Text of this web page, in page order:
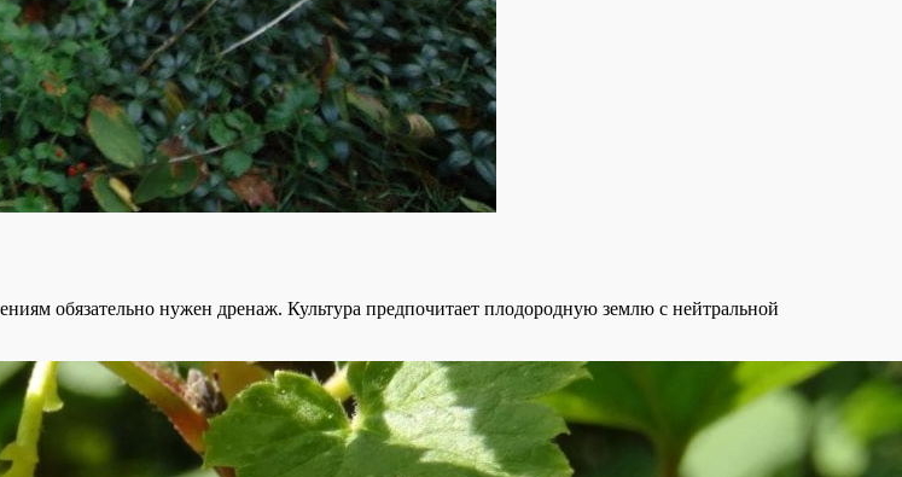
обязательно нужен дренаж. Культура предпочитает плодородную землю с нейтральной